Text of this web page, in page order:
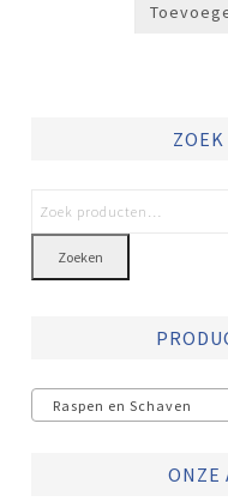
Zoeken
Raspen en Schaven
ONZE